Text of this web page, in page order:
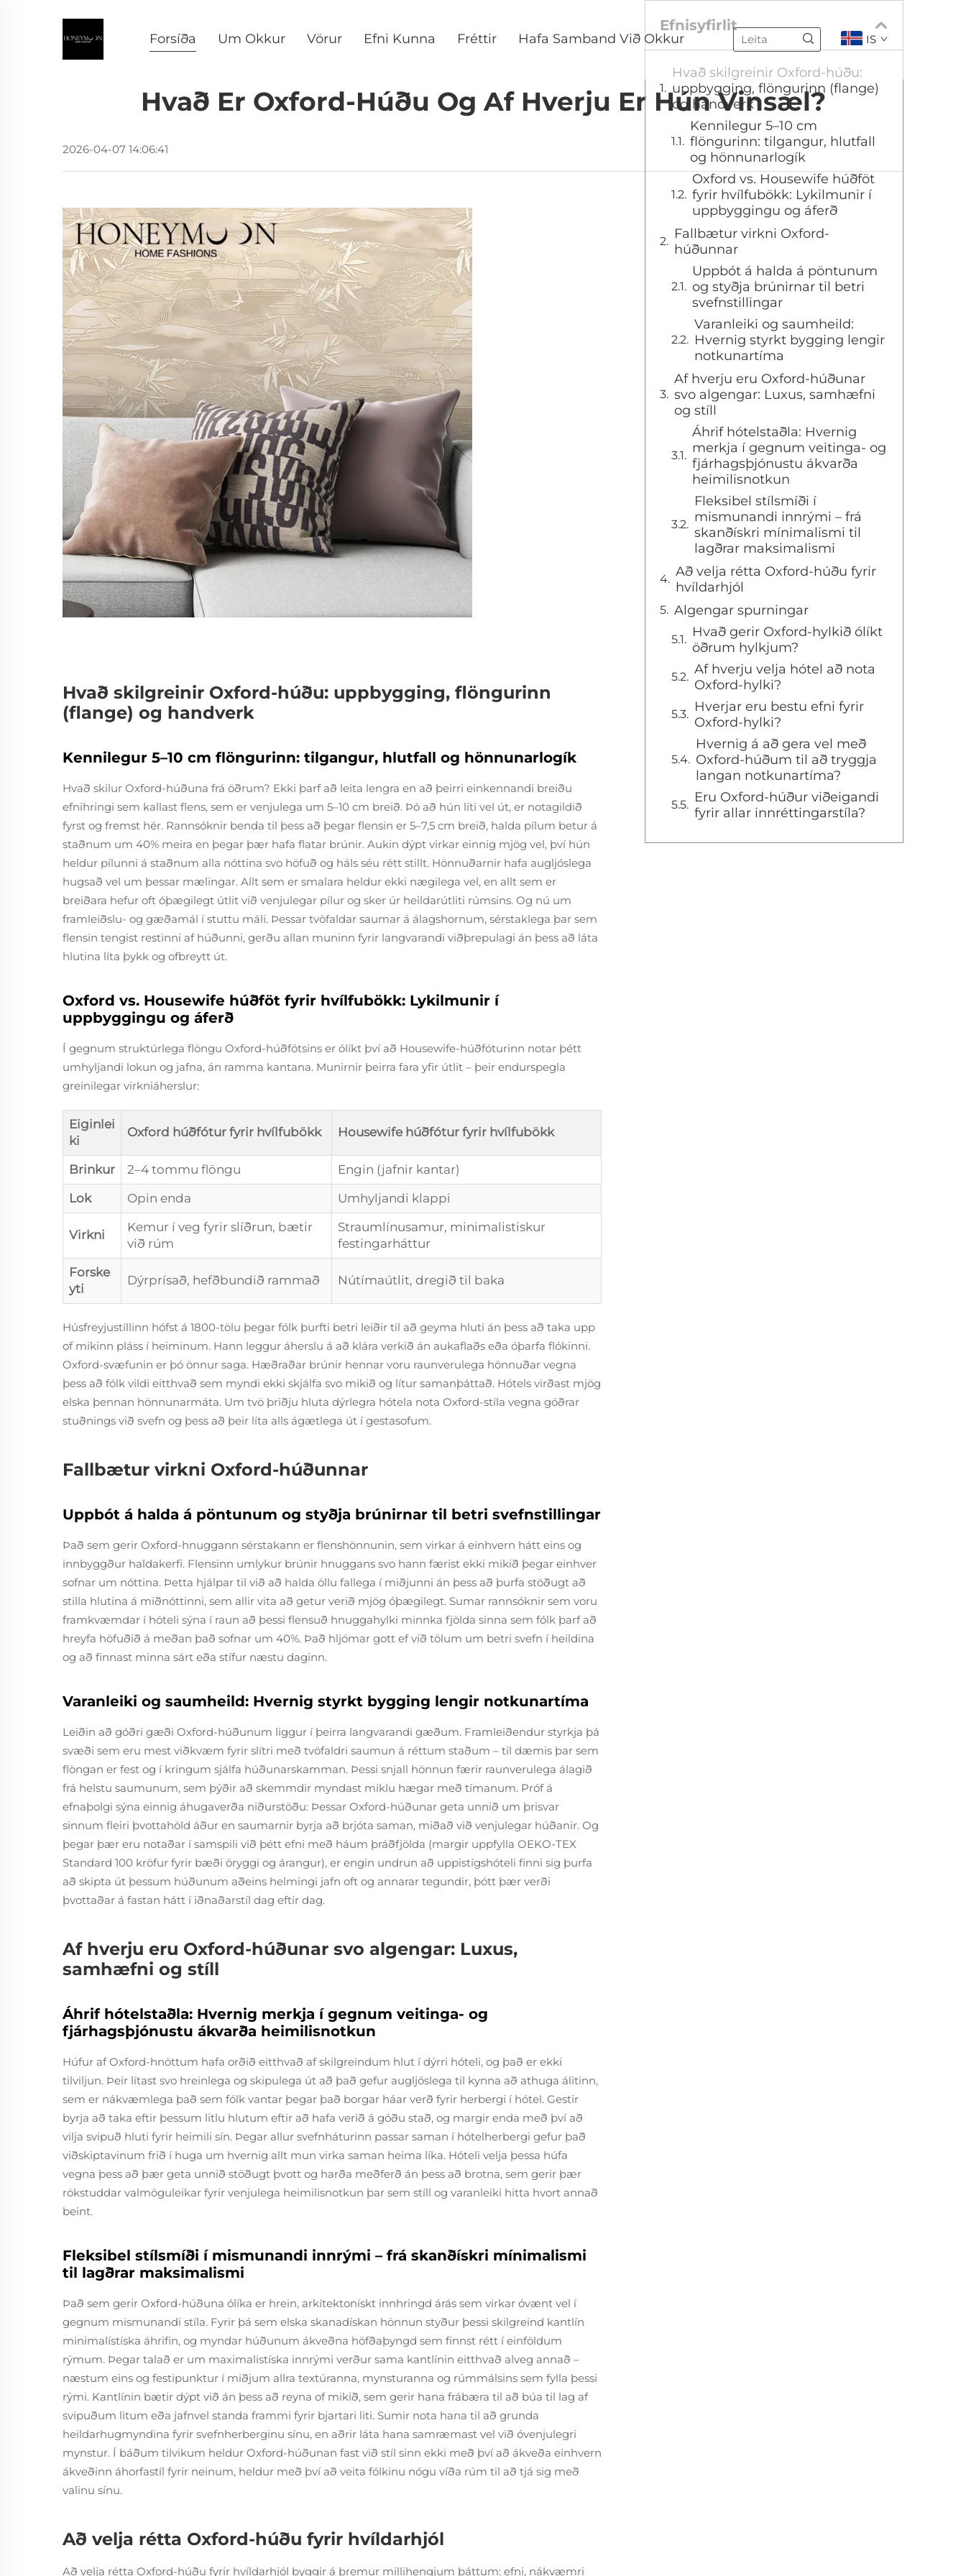
Forsíða Um Okkur Vörur Efni Kunna Fréttir Hafa Samband Við Okkur IS
Hvað Er Oxford-Húðu Og Af Hverju Er Hún Vinsæl?
2026-04-07 14:06:41
Hvað skilgreinir Oxford-húðu: uppbygging, flöngurinn
(flange) og handverk
Kennilegur 5–10 cm flöngurinn: tilgangur, hlutfall og hönnunarlogík
Hvað skilur Oxford-húðuna frá öðrum? Ekki þarf að leita lengra en að þeirri einkennandi breiðu
efnihringi sem kallast flens, sem er venjulega um 5–10 cm breið. Þó að hún líti vel út, er notagildið
fyrst og fremst hér. Rannsóknir benda til þess að þegar flensin er 5–7,5 cm breið, halda pílum betur á
staðnum um 40% meira en þegar þær hafa flatar brúnir. Aukin dýpt virkar einnig mjög vel, því hún
heldur pílunni á staðnum alla nóttina svo höfuð og háls séu rétt stillt. Hönnuðarnir hafa augljóslega
hugsað vel um þessar mælingar. Allt sem er smalara heldur ekki nægilega vel, en allt sem er
breiðara hefur oft óþægilegt útlit við venjulegar pílur og sker úr heildarútliti rúmsins. Og nú um
framleiðslu- og gæðamál í stuttu máli. Þessar tvöfaldar saumar á álagshornum, sérstaklega þar sem
flensin tengist restinni af húðunni, gerðu allan muninn fyrir langvarandi viðþrepulagi án þess að láta
hlutina líta þykk og ofbreytt út.
Oxford vs. Housewife húðföt fyrir hvílfubökk: Lykilmunir í
uppbyggingu og áferð
Í gegnum struktúrlega flöngu Oxford-húðfótsins er ólíkt því að Housewife-húðfóturinn notar þétt
umhyljandi lokun og jafna, án ramma kantana. Munirnir þeirra fara yfir útlit – þeir endurspegla
greinilegar virkniáherslur:
Eiginlei
ki
Oxford húðfótur fyrir hvílfubökk Housewife húðfótur fyrir hvílfubökk
Brinkur 2–4 tommu flöngu
Engin (jafnir kantar)
Lok
Opin enda Umhyljandi klappi
Virkni
Kemur í veg fyrir slíðrun, bætir
við rúm
Straumlínusamur, minimalistiskur
festingarháttur
Forske
yti
Dýrprísað, hefðbundið rammað Nútímaútlit, dregið til baka
Húsfreyjustíllinn hófst á 1800-tölu þegar fólk þurfti betri leiðir til að geyma hluti án þess að taka upp
of mikinn pláss í heiminum. Hann leggur áherslu á að klára verkið án aukaflaðs eða óþarfa flókinni.
Oxford-svæfunin er þó önnur saga. Hæðraðar brúnir hennar voru raunverulega hönnuðar vegna
þess að fólk vildi eitthvað sem myndi ekki skjálfa svo mikið og lítur samanþáttað. Hótels virðast mjög
elska þennan hönnunarmáta. Um tvö þriðju hluta dýrlegra hótela nota Oxford-stíla vegna góðrar
stuðnings við svefn og þess að þeir líta alls ágætlega út í gestasofum.
Fallbætur virkni Oxford-húðunnar
Uppbót á halda á pöntunum og styðja brúnirnar til betri svefnstillingar
Það sem gerir Oxford-hnuggann sérstakann er flenshönnunin, sem virkar á einhvern hátt eins og
innbyggður haldakerfi. Flensinn umlykur brúnir hnuggans svo hann færist ekki mikið þegar einhver
sofnar um nóttina. Þetta hjálpar til við að halda öllu fallega í miðjunni án þess að þurfa stöðugt að
stilla hlutina á miðnóttinni, sem allir vita að getur verið mjög óþægilegt. Sumar rannsóknir sem voru
framkvæmdar í hóteli sýna í raun að þessi flensuð hnuggahylki minnka fjölda sinna sem fólk þarf að
hreyfa höfuðið á meðan það sofnar um 40%. Það hljómar gott ef við tölum um betri svefn í heildina
og að finnast minna sárt eða stífur næstu daginn.
Varanleiki og saumheild: Hvernig styrkt bygging lengir notkunartíma
Leiðin að góðri gæði Oxford-húðunum liggur í þeirra langvarandi gæðum. Framleiðendur styrkja þá
svæði sem eru mest viðkvæm fyrir slítri með tvöfaldri saumun á réttum staðum – til dæmis þar sem
flöngan er fest og í kringum sjálfa húðunarskamman. Þessi snjall hönnun færir raunverulega álagið
frá helstu saumunum, sem þýðir að skemmdir myndast miklu hægar með tímanum. Próf á
efnaþolgi sýna einnig áhugaverða niðurstöðu: Þessar Oxford-húðunar geta unnið um þrisvar
sinnum fleiri þvottahöld áður en saumarnir byrja að brjóta saman, miðað við venjulegar húðanir. Og
þegar þær eru notaðar í samspili við þétt efni með háum þráðfjölda (margir uppfylla OEKO-TEX
Standard 100 kröfur fyrir bæði öryggi og árangur), er engin undrun að uppistígshóteli finni sig þurfa
að skipta út þessum húðunum aðeins helmingi jafn oft og annarar tegundir, þótt þær verði
þvottaðar á fastan hátt í iðnaðarstíl dag eftir dag.
Af hverju eru Oxford-húðunar svo algengar: Luxus,
samhæfni og stíll
Áhrif hótelstaðla: Hvernig merkja í gegnum veitinga- og
fjárhagsþjónustu ákvarða heimilisnotkun
Húfur af Oxford-hnöttum hafa orðið eitthvað af skilgreindum hlut í dýrri hóteli, og það er ekki
tilviljun. Þeir lítast svo hreinlega og skipulega út að það gefur augljóslega til kynna að athuga álitinn,
sem er nákvæmlega það sem fólk vantar þegar það borgar háar verð fyrir herbergi í hótel. Gestir
byrja að taka eftir þessum litlu hlutum eftir að hafa verið á góðu stað, og margir enda með því að
vilja svipuð hluti fyrir heimili sín. Þegar allur svefnháturinn passar saman í hótelherbergi gefur það
viðskiptavinum frið í huga um hvernig allt mun virka saman heima líka. Hóteli velja þessa húfa
vegna þess að þær geta unnið stöðugt þvott og harða meðferð án þess að brotna, sem gerir þær
rökstuddar valmöguleikar fyrir venjulega heimilisnotkun þar sem stíll og varanleiki hitta hvort annað
beint.
Fleksibel stílsmíði í mismunandi innrými – frá skanðískri mínimalismi
til lagðrar maksimalismi
Það sem gerir Oxford-húðuna ólíka er hrein, arkítektonískt innhringd árás sem virkar óvænt vel í
gegnum mismunandi stíla. Fyrir þá sem elska skanadískan hönnun styður þessi skilgreind kantlín
minimalístíska áhrifin, og myndar húðunum ákveðna höfðaþyngd sem finnst rétt í einföldum
rýmum. Þegar talað er um maximalistíska innrými verður sama kantlínin eitthvað alveg annað –
næstum eins og festipunktur í miðjum allra textúranna, mynsturanna og rúmmálsins sem fylla þessi
rými. Kantlínin bætir dýpt við án þess að reyna of mikið, sem gerir hana frábæra til að búa til lag af
svipuðum litum eða jafnvel standa frammi fyrir bjartari liti. Sumir nota hana til að grunda
heildarhugmyndina fyrir svefnherberginu sínu, en aðrir láta hana samræmast vel við óvenjulegri
mynstur. Í báðum tilvikum heldur Oxford-húðunan fast við stíl sinn ekki með því að ákveða einhvern
ákveðinn áhorfastíl fyrir neinum, heldur með því að veita fólkinu nógu víða rúm til að tjá sig með
valinu sínu.
Að velja rétta Oxford-húðu fyrir hvíldarhjól
Að velja rétta Oxford-húðu fyrir hvíldarhjól byggir á þremur millihengjum þáttum: efni, nákvæmri
Efnisyfirlit
Hvað skilgreinir Oxford-húðu:
uppbygging, flöngurinn (flange)
og handverk
Kennilegur 5–10 cm
flöngurinn: tilgangur, hlutfall
og hönnunarlogík
Oxford vs. Housewife húðföt
fyrir hvílfubökk: Lykilmunir í
uppbyggingu og áferð
Fallbætur virkni Oxford-
húðunnar
Uppbót á halda á pöntunum
og styðja brúnirnar til betri
svefnstillingar
Varanleiki og saumheild:
Hvernig styrkt bygging lengir
notkunartíma
Af hverju eru Oxford-húðunar
svo algengar: Luxus, samhæfni
og stíll
Áhrif hótelstaðla: Hvernig
merkja í gegnum veitinga- og
fjárhagsþjónustu ákvarða
heimilisnotkun
Fleksibel stílsmíði í
mismunandi innrými – frá
skanðískri mínimalismi til
lagðrar maksimalismi
Að velja rétta Oxford-húðu fyrir
hvíldarhjól
Algengar spurningar
Hvað gerir Oxford-hylkið ólíkt
öðrum hylkjum?
Af hverju velja hótel að nota
Oxford-hylki?
Hverjar eru bestu efni fyrir
Oxford-hylki?
Hvernig á að gera vel með
Oxford-húðum til að tryggja
langan notkunartíma?
Eru Oxford-húður viðeigandi
fyrir allar innréttingarstíla?